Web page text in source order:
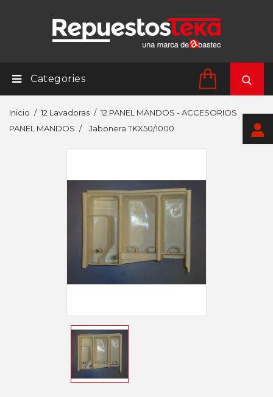
Categories
Inicio 12 Lavadoras
12 PANEL MANDOS - ACCESORIOS
PANEL MANDOS
Jabonera TKX50/1000